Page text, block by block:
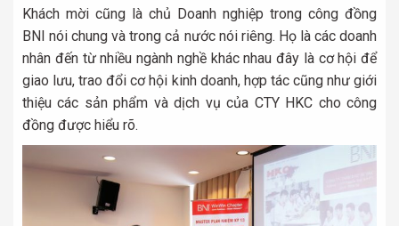
Khách mời cũng là chủ Doanh nghiệp trong công đồng
BNI nói chung và trong cả nước nói riêng. Họ là các doanh
nhân đến từ nhiều ngành nghề khác nhau đây là cơ hội để
giao lưu, trao đổi cơ hội kinh doanh, hợp tác cũng như giới
thiệu các sản phẩm và dịch vụ của CTY HKC cho công
đồng được hiểu rõ.